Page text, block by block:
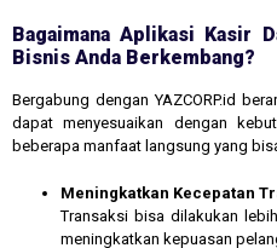
Bagaimana Aplikasi Kasir
Bisnis Anda Berkembang?
Bergabung dengan YAZCORP.id
dapat menyesuaikan dengan
beberapa manfaat langsung yang
Meningkatkan Kecepatan
Transaksi bisa dilakukan
meningkatkan kepuasan